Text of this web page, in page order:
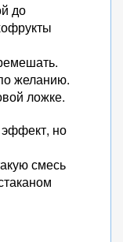
до
желанию.
ложке.
но
смесь